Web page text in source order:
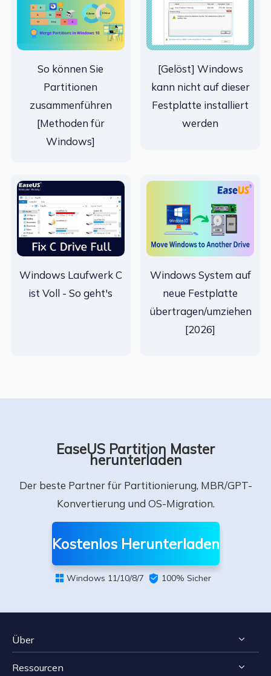
So können Sie
Partitionen
zusammenführen
[Methoden für
Windows]
[Gelöst] Windows
kann nicht auf dieser
Festplatte installiert
werden
Windows Laufwerk C
ist Voll - So geht's
Windows System auf
neue Festplatte
übertragen/umziehen
[2026]
EaseUS Partition Master
herunterladen
Der beste Partner für Partitionierung, MBR/GPT-
Konvertierung und OS-Migration.
Kostenlos Herunterladen
 Windows 11/10/8/7  100% Sicher
Über
Impressum
Ressourcen